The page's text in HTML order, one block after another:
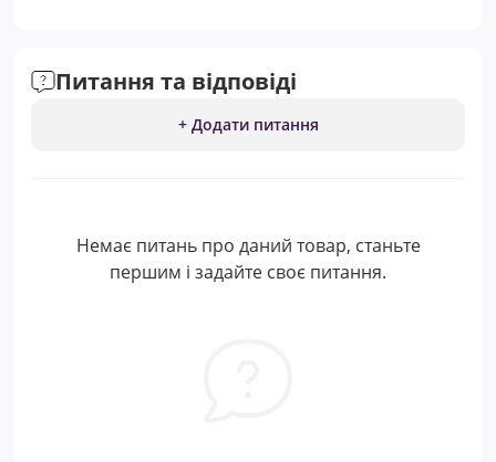
Питання та відповіді
+ Додати питання
Немає питань про даний товар, станьте
першим і задайте своє питання.